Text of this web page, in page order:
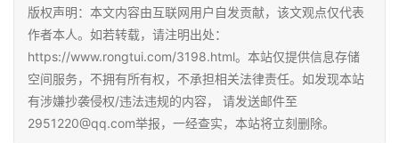
察
电
商
运
营
版权声明：本文内容由互联网用户自发贡献，该文观点仅代表
作者本人。如若转载，请注明出处：
https://www.rongtui.com/3198.html。本站仅提供信息存储
空间服务，不拥有所有权，不承担相关法律责任。如发现本站
有涉嫌抄袭侵权/违法违规的内容， 请发送邮件至
2951220@qq.com举报，一经查实，本站将立刻删除。